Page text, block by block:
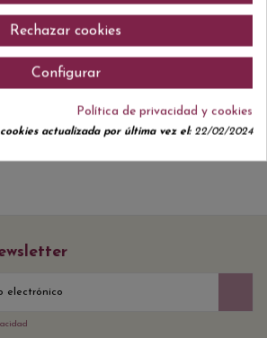
de clientes en este momento.
Rechazar cookies
Configurar
Política de privacidad y cookies
actualizada por última vez el:22/02/2024